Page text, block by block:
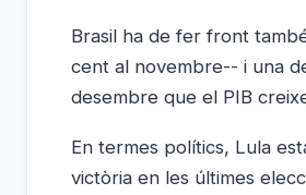
Brasil ha de fer front
cent al novembre-- i una
desembre que el PIB
En termes polítics, Lula
victòria en les últimes